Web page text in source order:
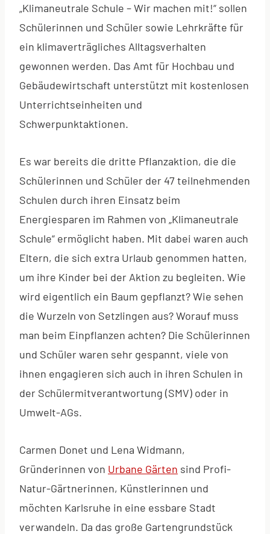
„Klimaneutrale Schule – Wir machen mit!“ sollen
Schülerinnen und Schüler sowie Lehrkräfte für
ein klimaverträgliches Alltagsverhalten
gewonnen werden. Das Amt für Hochbau und
Gebäu­de­wirt­schaft unter­stützt mit kostenlosen
Unterrichtseinheiten und
Schwerpunktaktionen.
Es war bereits die dritte Pflanzaktion, die die
Schülerinnen und Schüler der 47 teilnehmenden
Schulen durch ihren Einsatz beim
Energiesparen im Rahmen von „Klimaneutrale
Schule“ ermöglicht haben. Mit dabei waren auch
Eltern, die sich extra Urlaub genommen hatten,
um ihre Kinder bei der Aktion zu begleiten. Wie
wird eigentlich ein Baum gepflanzt? Wie sehen
die Wurzeln von Setzlingen aus? Worauf muss
man beim Einpflanzen achten? Die Schülerinnen
und Schüler waren sehr gespannt, viele von
ihnen engagieren sich auch in ihren Schulen in
der Schülermitverantwortung (SMV) oder in
Umwelt-AGs.
Carmen Donet und Lena Widmann,
Gründerinnen von Urbane Gärten sind Profi-
Natur-Gärtnerinnen, Künstlerinnen und
möchten Karlsruhe in eine essbare Stadt
verwandeln. Da das große Gartengrundstück